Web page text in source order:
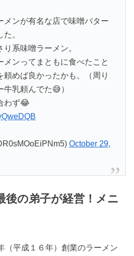
メンが有名な店で味噌バター
。
系味噌ラーメン。
メンってまともに食べたこと
頼めば良かったかも。（周り
乳頼んでた😅）
わず😂
October 29,
後の弟子が経営！メニ
（平成１６年）創業のラーメン